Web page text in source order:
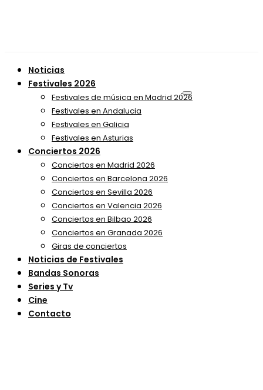
Noticias
Festivales 2026
Festivales de música en Madrid 2026
Festivales en Andalucia
Festivales en Galicia
Festivales en Asturias
Conciertos 2026
Conciertos en Madrid 2026
Conciertos en Barcelona 2026
Conciertos en Sevilla 2026
Conciertos en Valencia 2026
Conciertos en Bilbao 2026
Conciertos en Granada 2026
Giras de conciertos
Noticias de Festivales
Bandas Sonoras
Series y Tv
Cine
Contacto